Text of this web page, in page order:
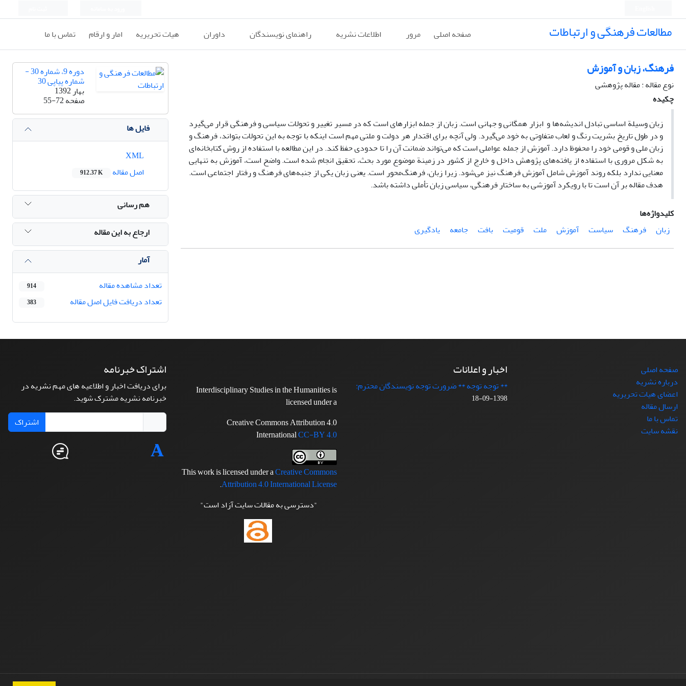
مطالعات فرهنگی و ارتباطات صفحه اصلی مرور اطلاعات نشریه راهنمای نویسندگان داوران هیات تحریریه امار و ارقام تماس با ما
فرهنگ، زبان و آموزش
نوع مقاله : مقاله پژوهشی
چکیده
زبان وسیلة اساسی تبادل اندیشه‌ها و ابزار همگانی و جهانی است. زبان از جمله ابزار‌های است که در مسیر تغییر و تحولات سیاسی و فرهنگی قرار می‌گیرد
و در طول تاریخ بشریت رنگ و لعاب متفاوتی به خود می‌گیرد. ولی آنچه برای اقتدار هر دولت و ملتی مهم است اینکه با توجه به این تحولات بتواند، فرهنگ و
زبان ملی و قومی خود را محفوظ دارد. آموزش از جمله عواملی است که می‌تواند ضمانت آن را تا حدودی حفظ کند. در این مطالعه با استفاده از روش کتابخانه‌ای
به شکل مروری با استفاده از یافته‌های پژوهش داخل و خارج از کشور در زمینة موضوع مورد بحث، تحقیق انجام شده است. واضح است، آموزش به تنهایی
معنایی ندارد بلکه روند آموزش شامل آموزش فرهنگ نیز می‌شود. زیرا زبان، فرهنگ‌محور است. یعنی زبان یکی از جنبه‌های فرهنگ و رفتار اجتماعی است.
هدف مقاله بر آن است تا با رویکرد آموزشی به ساختار فرهنگی، سیاسی زبان تأملی داشته باشد.
کلیدواژه‌ها
زبان
فرهنگ سیاست آموزش ملت قومیت بافت جامعه یادگیری
دوره 9، شماره 30 -
شماره پیاپی 30
بهار 1392
صفحه55-72
فایل ها
اصل مقاله
912.37 K
هم رسانی
ارجاع به این مقاله
آمار
تعداد مشاهده مقاله
914
تعداد دریافت فایل اصل مقاله 383
صفحه اصلی
درباره نشریه
اعضای هیات تحریریه
ارسال مقاله
تماس با ما
نقشه سایت
اخبار و اعلانات
** توجه توجه ** ضرورت توجه نویسندگان محترم:
1398-09-18
Interdisciplinary Studies in the Humanities is
licensed under a
Creative Commons Attribution 4.0
InternationalCC-BY 4.0
This work is licensed under aCreative Commons
Attribution 4.0 International License
.
"دسترسی به مقالات سایت آزاد است"
اشتراک خبرنامه
برای دریافت اخبار و اطلاعیه های مهم نشریه در
خبرنامه نشریه مشترک شوید.
اشتراک